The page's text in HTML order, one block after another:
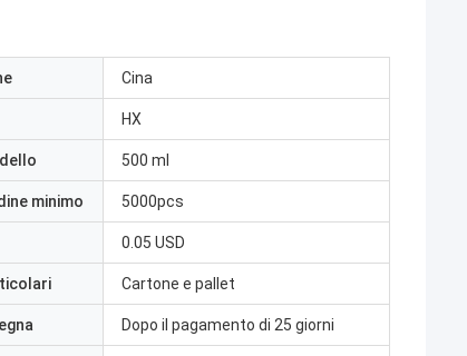
Cina
HX
500 ml
minimo 5000pcs
0.05 USD
Cartone e pallet
Dopo il pagamento di 25 giorni